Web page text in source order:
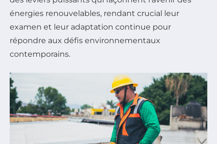
énergies renouvelables, rendant crucial leur
examen et leur adaptation continue pour
répondre aux défis environnementaux
contemporains.